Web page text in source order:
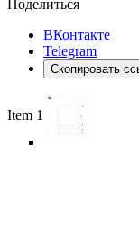
Поделиться
ВКонтакте
Telegram
Скопировать
Item 1 of 6